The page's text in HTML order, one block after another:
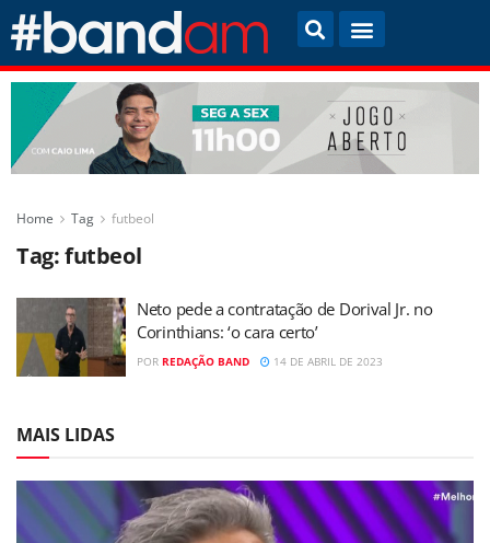
Home Tag futbeol
Tag:futbeol
Neto pede a contratação de Dorival Jr. no
Corinthians: ‘o cara certo’
POR REDAÇÃO BAND 14 DE ABRIL DE 2023
MAIS LIDAS